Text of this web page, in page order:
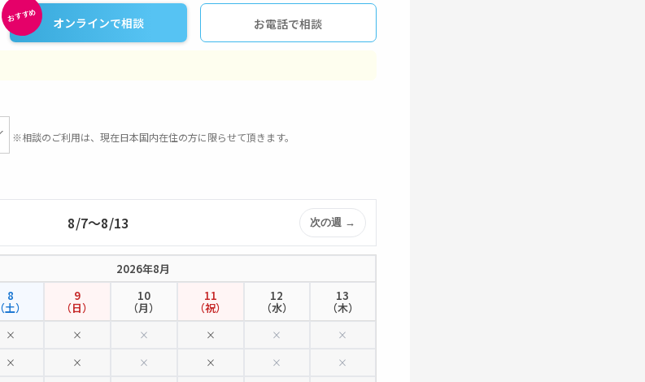
オンラインで相談 お電話で相談
※相談のご利用は、現在日本国内在住の方に限らせて頂きます。
8/7〜8/13 次の週 →
2026年8月
8
（土）
9
（日）
10
（月）
11
（祝）
12
（水）
13
（木）
× × × × ×
×
× × × × ×
×